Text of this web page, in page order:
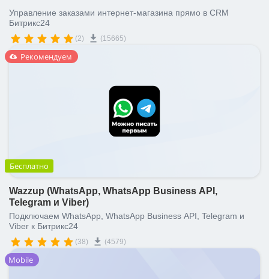
Управление заказами интернет-магазина прямо в CRM
Битрикс24
(2) (15665)
Рекомендуем
Бесплатно
Wazzup (WhatsApp, WhatsApp Business API,
Telegram и Viber)
Подключаем WhatsApp, WhatsApp Business API, Telegram и
Viber к Битрикс24
(38) (4579)
Mobile